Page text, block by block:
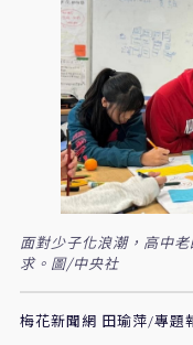
面對少子化浪潮，高中
求。圖/中央社
梅花新聞網 田瑜萍/專題